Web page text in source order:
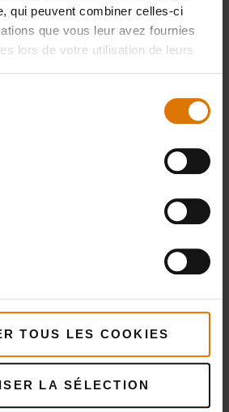
qui peuvent combiner celles-ci
que vous leur avez fournies
lors de votre utilisation de leurs
TOUS LES COOKIES
LA SÉLECTION
Gants en
cuir pour
Gants